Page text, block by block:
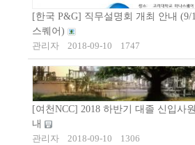
[한국 P&G] 직무설명회 개최 안내 (9/
스퀘어)
관리자
2018-09-10 1747
[여천NCC] 2018 하반기 대졸 신입사
내
관리자
2018-09-10 1306